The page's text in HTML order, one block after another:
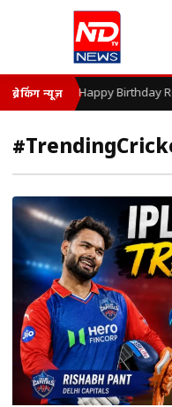
ब्रेकिंग न्यूज़ Happy Birthday